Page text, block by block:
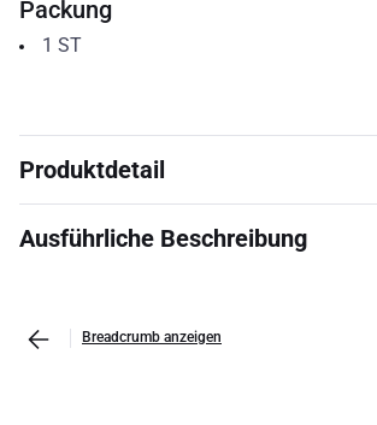
Packung
1 ST
Produktdetail
Ausführliche Beschreibung
Breadcrumb anzeigen